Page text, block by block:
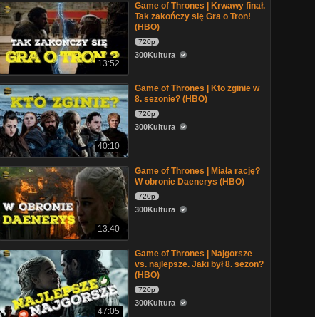
13:52
Game of Thrones | Krwawy finał.
Tak zakończy się Gra o Tron!
(HBO)
720p
300Kultura
40:10
Game of Thrones | Kto zginie w
8. sezonie? (HBO)
720p
300Kultura
13:40
Game of Thrones | Miała rację?
W obronie Daenerys (HBO)
720p
300Kultura
47:05
Game of Thrones | Najgorsze
vs. najlepsze. Jaki był 8. sezon?
(HBO)
720p
300Kultura